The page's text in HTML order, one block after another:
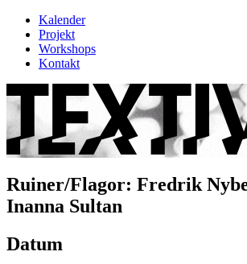
Kalender
Projekt
Workshops
Kontakt
Ruiner/Flagor: Fredrik
Inanna Sultan
Datum